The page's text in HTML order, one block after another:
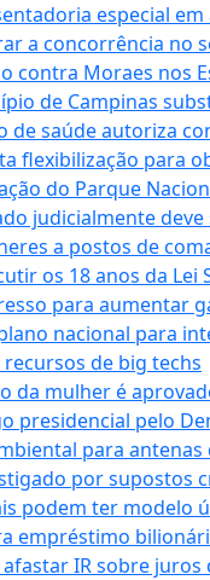
especial
a concorrência no
contra Moraes nos
de Campinas
saúde autoriza
flexibilização para
do Parque
judicialmente
a postos de
os 18 anos da Lei
para aumentar
nacional para
de big techs
da mulher é
presidencial pelo
para
por supostos
podem ter modelo
empréstimo
IR sobre juros